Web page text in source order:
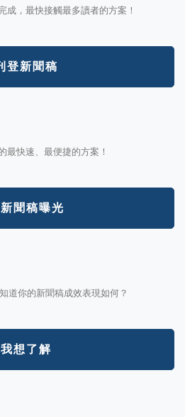
，最快接觸最多讀者的方案！
登新聞稿
最快速、最便捷的方案！
聞稿曝光
道你的新聞稿成效表現如何？
我想了解